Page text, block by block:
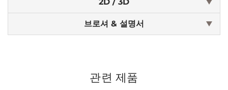
브로셔 & 설명서
관련 제품